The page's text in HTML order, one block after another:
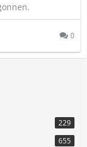
0
229
655